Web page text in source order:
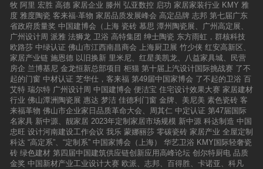
牧 阿里 宏胜 高德 家居企业 滕州 弘亚数控 启功 家居家装行业 KMY 雅
度 雅度陶瓷 客来福·革物 家居品质发展峰会 高定品牌 志邦 第七届广东
省政府质量奖 中国建博会（上海 瓷砖 慕思 潭州陶瓷展、广州高定展、
广州设计周 派雅 法狮龙 卫浴 高特集团 绅士陶瓷 东方雨虹，群核科技
欧路莎 中绿认证 佛山市江西南昌商会 上海厨卫展 竹少侠 红安高新区、
家居产业链 施恩德 以旧换新 里米尼、红星美凯龙、八益家具城、民营
房企 兰博基尼 金龙恒新总部项目 柜猫 第十届上汽设计国际挑战赛 了不
起的门窗 中材认证 芝华仕，客来福 第49届中国家博会 了不起的卫浴 百
艾特 瑞尔特 广州设计周 中国建博会 便洁宝 住宅设计效果大赛 家居建材
行业 佛山潭洲陶瓷展 惠达 梦洁 佳德利门窗 金牌、美尼美 素色瓷砖 客
来福革物 佛山市企业家日品质革命大会、周其仁 中定认证 第47届国际
名家具 新中源、靓家居 2023年定制家居市场规模 新中源 科达制造 中国
忠旺 设计河南建设工作会议 我乐 蒙娜丽莎 零碳瓷砖 家居产业 全屋定制
科达 “高定系”、“定制系” 中国家博会（上海） 华艺卫浴 KMY国际轻奢瓷
砖 绿色建材 第四届中国建筑供应链创新应用高峰论坛 创尔特厨电 品质
金奖 中国新材产业工业设计大赛 欧派、志邦、百得胜、卡诺亚、科凡